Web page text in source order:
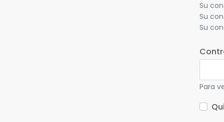
Su
Su
Su
Para